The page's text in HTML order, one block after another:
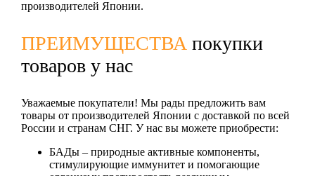
производителей Японии.
ПРЕИМУЩЕСТВА покупки
товаров у нас
Уважаемые покупатели! Мы рады предложить вам
товары от производителей Японии с доставкой по всей
России и странам СНГ. У нас вы можете приобрести:
БАДы– природные активные компоненты,
стимулирующие иммунитет и помогающие